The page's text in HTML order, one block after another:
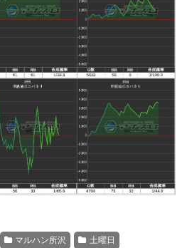
マルハン所沢 土曜日